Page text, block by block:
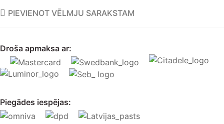
Droša apmaksa ar:
Piegādes iespējas:
PIEVIENOT VĒLMJU SARAKSTAM